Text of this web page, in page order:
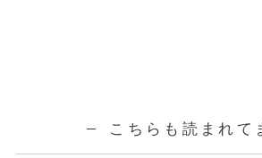
こちらも読まれて